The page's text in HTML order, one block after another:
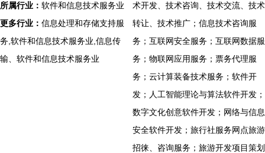
所属行业： 软件和信息技术服务业
更多行业： 信息处理和存储支持服
务,软件和信息技术服务业,信息传
输、软件和信息技术服务业
术开发、技术咨询、技术交流、技术
转让、技术推广；信息技术咨询服
务；互联网安全服务；互联网数据服
务；物联网应用服务；票务代理服
务；云计算装备技术服务；软件开
发；人工智能理论与算法软件开发；
数字文化创意软件开发；网络与信息
安全软件开发；旅行社服务网点旅游
招徕、咨询服务；旅游开发项目策划